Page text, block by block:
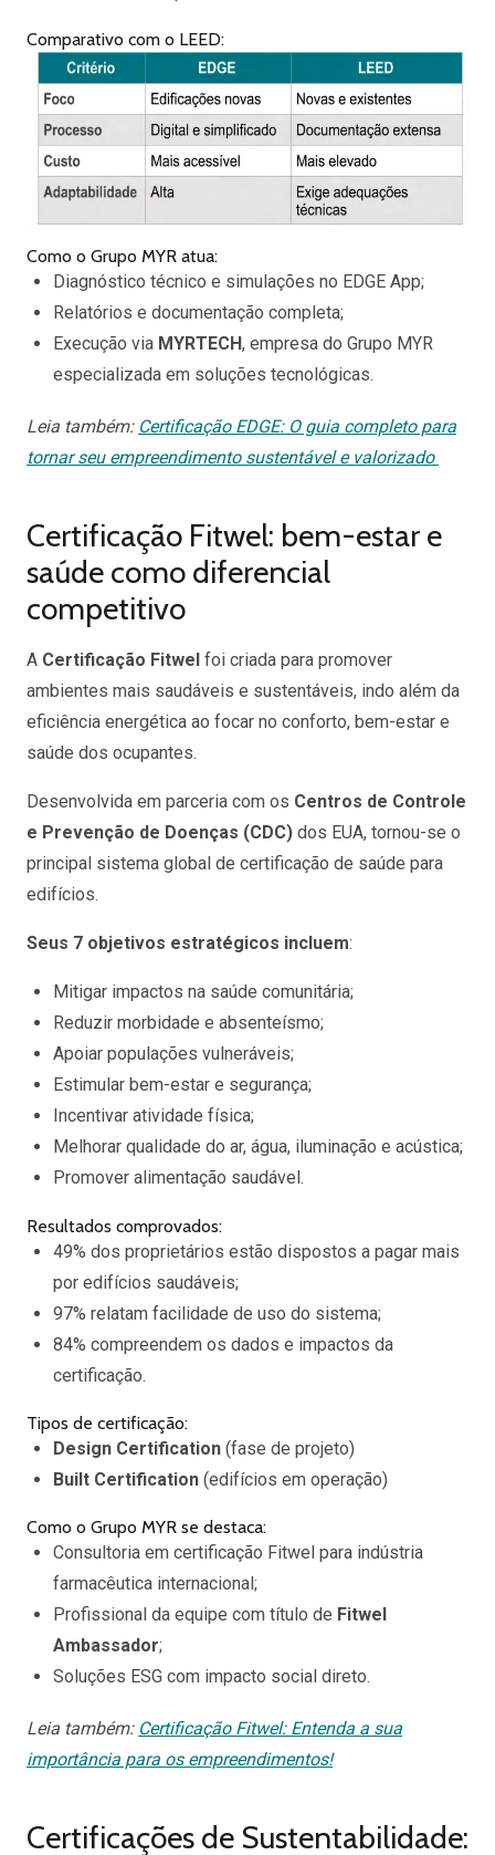
Comparativo com o LEED:
Como o Grupo MYR atua:
Diagnóstico técnico e simulações no EDGE App;
Relatórios e documentação completa;
Execução via MYRTECH, empresa do Grupo MYR
especializada em soluções tecnológicas.
Leia também: Certificação EDGE: O guia completo para
tornar seu empreendimento sustentável e valorizado
Certificação Fitwel: bem-estar e
saúde como diferencial
competitivo
A Certificação Fitwel foi criada para promover
ambientes mais saudáveis e sustentáveis, indo além da
eficiência energética ao focar no conforto, bem-estar e
saúde dos ocupantes.
Desenvolvida em parceria com os Centros de Controle
e Prevenção de Doenças (CDC) dos EUA, tornou-se o
principal sistema global de certificação de saúde para
edifícios.
Seus 7 objetivos estratégicos incluem:
Mitigar impactos na saúde comunitária;
Reduzir morbidade e absenteísmo;
Apoiar populações vulneráveis;
Estimular bem-estar e segurança;
Incentivar atividade física;
Melhorar qualidade do ar, água, iluminação e acústica;
Promover alimentação saudável.
Resultados comprovados:
49% dos proprietários estão dispostos a pagar mais
por edifícios saudáveis;
97% relatam facilidade de uso do sistema;
84% compreendem os dados e impactos da
certificação.
Tipos de certificação:
Design Certification (fase de projeto)
Built Certification (edifícios em operação)
Como o Grupo MYR se destaca:
Consultoria em certificação Fitwel para indústria
farmacêutica internacional;
Profissional da equipe com título de Fitwel
Ambassador;
Soluções ESG com impacto social direto.
Leia também: Certificação Fitwel: Entenda a sua
importância para os empreendimentos!
Certificações de Sustentabilidade: